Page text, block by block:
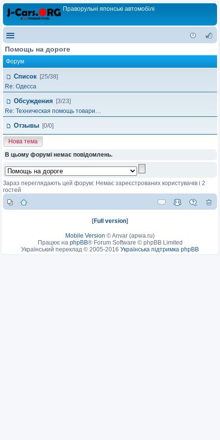
Праворульні японські автомобілі
Помощь на дороге
Форум
Список [25/38]
Re: Одесса
Обсуждения
[3/23]
Re: Техническая помощь товари…
Отзывы [0/0]
Нова тема
В цьому форумі немає повідомлень.
Зараз переглядають цей форум: Немає зареєстрованих користувачів і 2
гостей
[Full version]
Mobile Version ©Anvar (apwa.ru)
Працює на phpBB® Forum Software © phpBB Limited
Український переклад © 2005-2016 Українська підтримка phpBB